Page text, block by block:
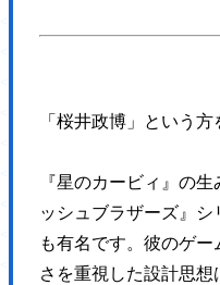
「桜井政博」という
『星のカービィ』の
ッシュブラザーズ』
も有名です。彼のゲ
さを重視した設計思
<script type='text/javascript'
<script type='text/javascript'
<link rel="https://api.w.org/"
<link rel="wlwmanifest"
<meta name="generator"